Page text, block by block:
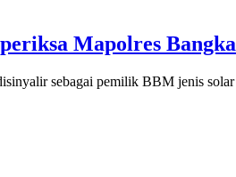
Mapolres Bangka
sebagai pemilik BBM jenis